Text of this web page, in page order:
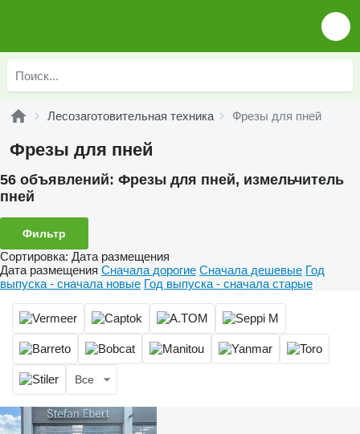
Лесозаготовительная техника Фрезы для пней
Фрезы для пней
56 объявлений: Фрезы для пней, измельчитель
пней
Фильтр
Сортировка: Дата размещения
Дата размещения Сначала дорогие Сначала дешевые Год
выпуска - сначала новые Год выпуска - сначала старые
Все